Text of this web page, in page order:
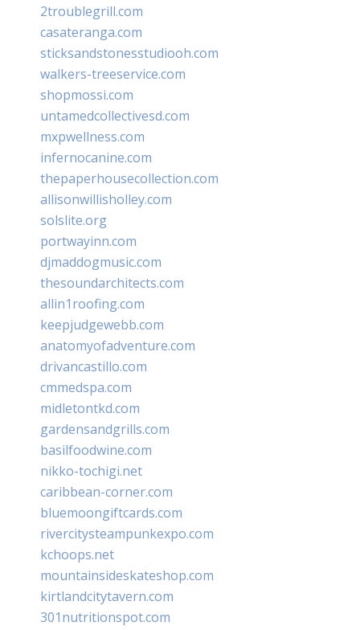
2troublegrill.com
casateranga.com
sticksandstonesstudiooh.com
walkers-treeservice.com
shopmossi.com
untamedcollectivesd.com
mxpwellness.com
infernocanine.com
thepaperhousecollection.com
allisonwillisholley.com
solslite.org
portwayinn.com
djmaddogmusic.com
thesoundarchitects.com
allin1roofing.com
keepjudgewebb.com
anatomyofadventure.com
drivancastillo.com
cmmedspa.com
midletontkd.com
gardensandgrills.com
basilfoodwine.com
nikko-tochigi.net
caribbean-corner.com
bluemoongiftcards.com
rivercitysteampunkexpo.com
kchoops.net
mountainsideskateshop.com
kirtlandcitytavern.com
301nutritionspot.com